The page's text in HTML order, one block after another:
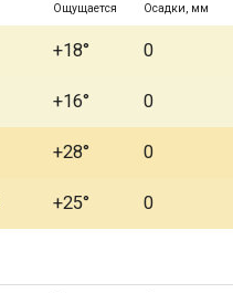
Ощущается Осадки, мм
+18° 0
+16° 0
+28° 0
+25° 0